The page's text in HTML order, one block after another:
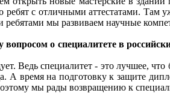
ребят с отличными аттестатами. Там
ребятами мы развиваем научные
о специалитете в
Ведь специалитет - это лучшее,
А время на подготовку к защите
мы рады возвращению к